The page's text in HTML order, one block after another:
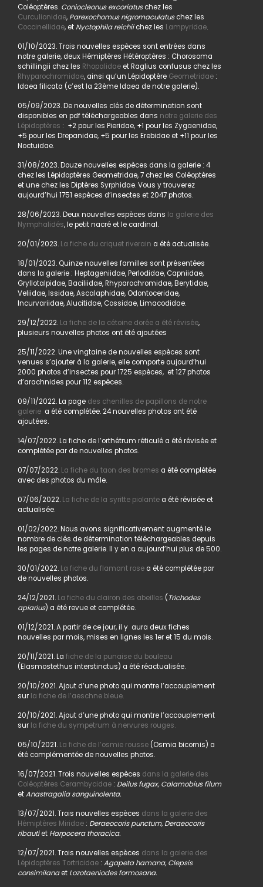
Coléoptères. Coniocleonus excoriatuschez les
Curculionidae, Parexochomus nigromaculatuschez les
Coccinellidae, et Nyctophila reichiichez les Lampyridae.
01/10/2023. Trois nouvelles espèces sont entrées dans
notre galerie, deux Hémiptères Hétéroptères : Chorosoma
schillingii chez les Rhopalidaeet Raglius confusus chez les
Rhyparochromidae, ainsi qu’un Lépidoptère Geometridae:
Idaea filicata (c’est la 23ème Idaea de notre galerie).
05/09/2023. De nouvelles clés de détermination sont
disponibles en pdf téléchargeables dans notre galerie des
Lépidoptères : +2 pour les Pieridae, +1 pour les Zygaenidae,
+5 pour les Drepanidae, +5 pour les Erebidae et +11 pour les
Noctuidae.
31/08/2023. Douze nouvelles espèces dans la galerie : 4
chez les Lépidoptères Geometridae, 7 chez les Coléoptères
et une chez les Diptères Syrphidae. Vous y trouverez
aujourd’hui 1751 espèces d’insectes et 2047 photos.
28/06/2023. Deux nouvelles espèces dans la galerie des
Nymphalidés, le petit nacré et le cardinal.
20/01/2023. La fiche du criquet riverain a été actualisée.
18/01/2023. Quinze nouvelles familles sont présentées
dans la galerie : Heptageniidae, Perlodidae, Capniidae,
Gryllotalpidae, Baciliidae, Rhyparochromidae, Berytidae,
Veliidae, Issidae, Ascalaphidae, Odontoceridae,
Incurvariidae, Alucitidae, Cossidae, Limacodidae.
29/12/2022. La fiche de la cétoine dorée a été révisée,
plusieurs nouvelles photos ont été ajoutées
25/11/2022. Une vingtaine de nouvelles espèces sont
venues s’ajouter à la galerie, elle comporte aujourd’hui
2000 photos d’insectes pour 1725 espèces, et 127 photos
d’arachnides pour 112 espèces.
09/11/2022. La page des chenilles de papillons de notre
galerie a été complétée. 24 nouvelles photos ont été
ajoutées.
14/07/2022. La fiche de l’orthétrum réticulé a été révisée et
complétée par de nouvelles photos.
07/07/2022. La fiche du taon des bromes a été complétée
avec des photos du mâle.
07/06/2022. La fiche de la syritte piolantea été révisée et
actualisée.
01/02/2022. Nous avons significativement augmenté le
nombre de clés de détermination téléchargeables depuis
les pages de notre galerie. Il y en a aujourd’hui plus de 500.
30/01/2022. La fiche du flamant rosea été complétée par
de nouvelles photos.
24/12/2021. La fiche du clairon des abeilles ( Trichodes
apiarius) a été revue et complétée.
01/12/2021. A partir de ce jour, il y aura deux fiches
nouvelles par mois, mises en lignes les 1er et 15 du mois.
20/11/2021. La fiche de la punaise du bouleau
(Elasmostethus interstinctus) a été réactualisée.
20/10/2021. Ajout d’une photo qui montre l’accouplement
sur la fiche de l’aeschne bleue.
20/10/2021. Ajout d’une photo qui montre l’accouplement
sur la fiche du sympetrum à nervures rouges.
05/10/2021. La fiche de l’osmie rousse(Osmia bicornis) a
été complémentée de nouvelles photos.
16/07/2021. Trois nouvelles espèces dans la galerie des
Coléoptères Cerambycidae: Deilus fugax, Calamobius filum
etAnastragalia sanguinolenta.
13/07/2021. Trois nouvelles espèces dans la galerie des
Hémiptères Miridae: Deraeocoris punctum, Deraeocoris
ribautiet Harpocera thoracica.
12/07/2021. Trois nouvelles espèces dans la galerie des
Lépidoptères Tortricidae: Agapeta hamana, Clepsis
consimilanaet Lozotaeniodes formosana.